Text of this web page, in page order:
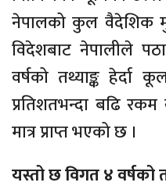
नेपालको कुल वैदेशिक
विदेशबाट नेपालीले
वर्षको तथ्याङ्क हेर्दा
प्रतिशतभन्दा बढि
मात्र प्राप्त भएको छ ।
यस्तो छ विगत ४ वर्षको